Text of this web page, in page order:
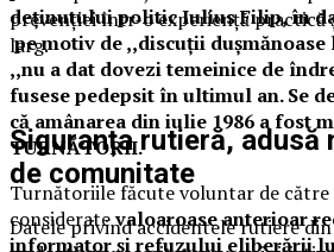
deținutului politic Iulius Filip, în
pe motiv de ,,discuții dușmănoase
,,nu a dat dovezi temeinice de
fusese pedepsit în ultimul an. Se
că amânarea din iulie 1986 a fost
TURNĂTORII.
Turnătoriile făcute voluntar de către
consideratevaloaroase anterioar
informator și refuzului eliberării
prevenției într-o experiență practică
larg.
Siguranța rutieră, adusă
de comunitate
Datele privind accidentele rutiere